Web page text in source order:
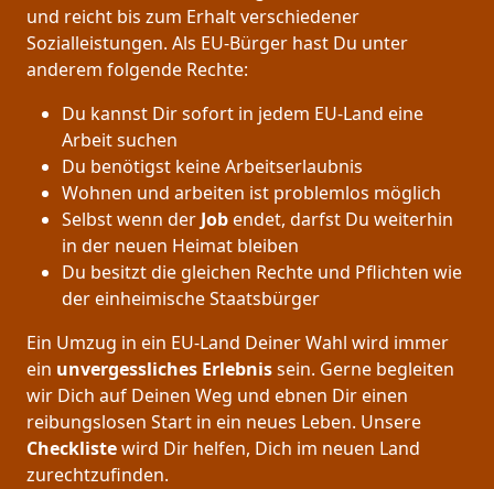
und reicht bis zum Erhalt verschiedener
Sozialleistungen. Als EU-Bürger hast Du unter
anderem folgende Rechte:
Du kannst Dir sofort in jedem EU-Land eine
Arbeit suchen
Du benötigst keine Arbeitserlaubnis
Wohnen und arbeiten ist problemlos möglich
Selbst wenn der Jobendet, darfst Du weiterhin
in der neuen Heimat bleiben
Du besitzt die gleichen Rechte und Pflichten wie
der einheimische Staatsbürger
Ein Umzug in ein EU-Land Deiner Wahl wird immer
ein unvergessliches Erlebnissein. Gerne begleiten
wir Dich auf Deinen Weg und ebnen Dir einen
reibungslosen Start in ein neues Leben. Unsere
Checklistewird Dir helfen, Dich im neuen Land
zurechtzufinden.